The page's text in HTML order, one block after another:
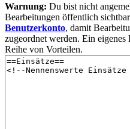
Warnung: Du bist nicht
Bearbeitungen öffentlich
Benutzerkonto, damit
zugeordnet werden. Ein
Reihe von Vorteilen.